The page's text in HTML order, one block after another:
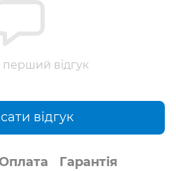
відгук
відгук
Гарантія